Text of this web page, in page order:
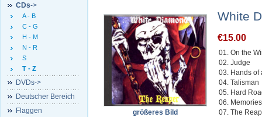
CDs->
A - B
C - G
H - M
N - R
S
T - Z
DVDs->
Deutscher Bereich
Flaggen
größeres Bild
White
€15.00
01. On the
02. Judge
03. Hands of
04. Talisman
05. Hard
06. Memories
07. The